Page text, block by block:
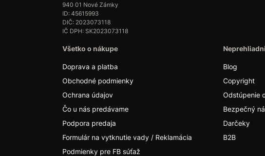
940 01 Nové Zámky
ID: 45615993
DIČ: 2023073118
IČ DPH: SK2023073118
Všetko o nákupe
Doprava a platba
Obchodné podmienky
Ochrana údajov
Čo u nás predávame
Podpora predaja
Formulár na vytknutie vady / Reklamácia
Podmienky pre FB súťaž
Blog
Copyright
Odstúpenie
Bezpečný
Darčeky
B2B